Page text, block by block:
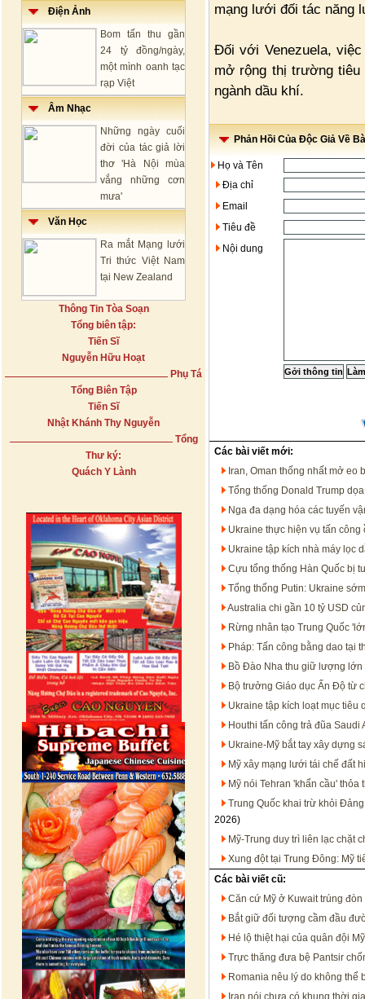
Điện Ảnh
Bom tấn thu gần
24 tỷ đồng/ngày,
một mình oanh tạc
rạp Việt
Âm Nhạc
Những ngày cuối
đời của tác giả lời
thơ 'Hà Nội mùa
vắng những cơn
mưa'
Văn Học
Ra mắt Mạng lưới
Tri thức Việt Nam
tại New Zealand
Thông Tin Tòa Soạn
Tổng biên tập:
Tiến Sĩ
Nguyễn Hữu Hoạt
Phụ Tá
Tổng Biên Tập
Tiến Sĩ
Nhật Khánh Thy Nguyễn
Tổng
Thư ký:
Quách Y Lành
mạng lưới đối tác năng
Đối với Venezuela,
mở rộng thị trường
ngành dầu khí.
Phản Hồi Của Độc Giả Về
Họ và Tên
Địa chỉ
Email
Tiêu đề
Nội dung
Các bài viết mới:
Iran, Oman thống nhất mở eo
Tổng thống Donald Trump
Nga đa dạng hóa các tuyến
Ukraine thực hiện vụ tấn công
Ukraine tập kích nhà máy lọc
Cựu tổng thống Hàn Quốc bị
Tổng thống Putin: Ukraine
Australia chi gần 10 tỷ USD
Rừng nhân tạo Trung Quốc
Pháp: Tấn công bằng dao tại
Bồ Đào Nha thu giữ lượng
Bộ trưởng Giáo dục Ấn Độ từ
Ukraine tập kích loạt mục tiêu
Houthi tấn công trả đũa
Ukraine-Mỹ bắt tay xây dựng
Mỹ xây mạng lưới tái chế đất
Mỹ nói Tehran 'khẩn cầu'
Trung Quốc khai trừ khỏi
2026)
Mỹ-Trung duy trì liên lạc chặt
Xung đột tại Trung Đông: Mỹ
Các bài viết cũ:
Căn cứ Mỹ ở Kuwait trúng
Bắt giữ đối tượng cầm đầu
Hé lộ thiệt hại của quân đội
Trực thăng đưa bệ Pantsir
Romania nêu lý do không thể
Iran nói chưa có khung thời